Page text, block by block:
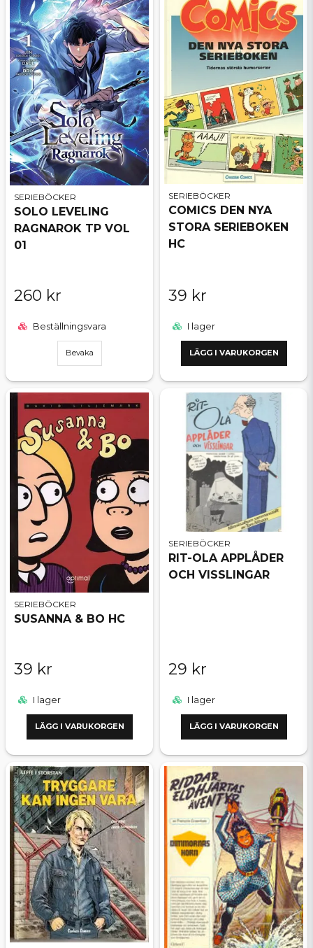
SERIEBÖCKER
SOLO LEVELING
RAGNAROK TP VOL
01
260 kr
Beställningsvara
Bevaka
SERIEBÖCKER
COMICS DEN NYA
STORA SERIEBOKEN
HC
39 kr
I lager
LÄGG I VARUKORGEN
SERIEBÖCKER
SUSANNA & BO HC
39 kr
I lager
LÄGG I VARUKORGEN
SERIEBÖCKER
RIT-OLA APPLÅDER
OCH VISSLINGAR
29 kr
I lager
LÄGG I VARUKORGEN